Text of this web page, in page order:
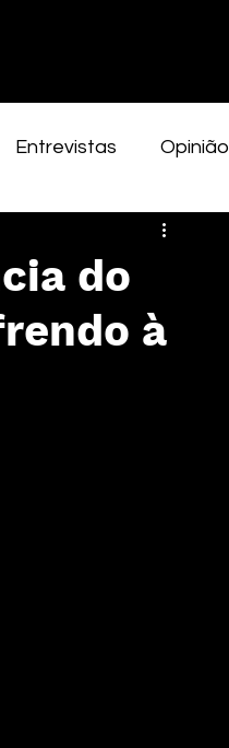
Entrevistas Opinião
do
à